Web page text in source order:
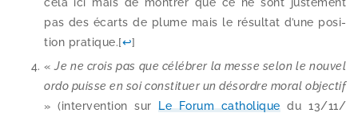
pas des écarts de plume mais le résul­tat d’une posi­
tion pra­tique.[↩]
«Je ne crois pas que célé­brer la messe selon le nou­vel
ordo puisse en soi consti­tuer un désordre moral objec­tif
» (inter­ven­tion surLe Forum catho­liquedu 13/​11/​